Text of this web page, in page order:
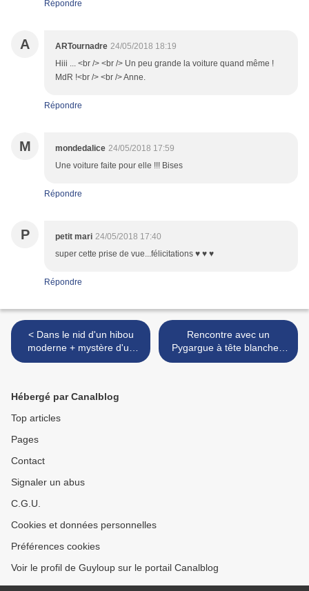
Répondre
A ARTournadre 24/05/2018 18:19
Hiii ... <br /> <br /> Un peu grande la voiture quand même !
MdR !<br /> <br /> Anne.
Répondre
M mondedalice 24/05/2018 17:59
Une voiture faite pour elle !!! Bises
Répondre
P petit mari 24/05/2018 17:40
super cette prise de vue...félicitations ♥ ♥ ♥
Répondre
< Dans le nid d'un hibou
moderne + mystère d'un
possible site viking à Potton
Rencontre avec un
Pygargue à tête blanche -
Meeting with a bald eagle >
Hébergé par Canalblog
Top articles
Pages
Contact
Signaler un abus
C.G.U.
Cookies et données personnelles
Préférences cookies
Voir le profil de Guyloup sur le portail Canalblog